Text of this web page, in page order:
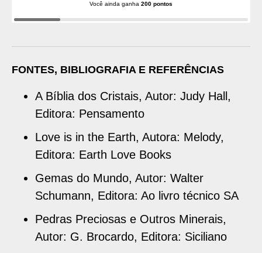
Você ainda ganha 200 pontos
FONTES, BIBLIOGRAFIA E REFERÊNCIAS
A Bíblia dos Cristais, Autor: Judy Hall,
Editora: Pensamento
Love is in the Earth, Autora: Melody,
Editora: Earth Love Books
Gemas do Mundo, Autor: Walter
Schumann, Editora: Ao livro técnico SA
Pedras Preciosas e Outros Minerais,
Autor: G. Brocardo, Editora: Siciliano